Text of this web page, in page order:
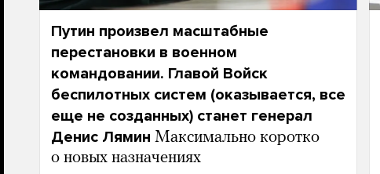
Путин произвел масштабные
перестановки в военном
командовании. Главой Войск
беспилотных систем (оказывается, все
еще не созданных) станет генерал
Денис Лямин Максимально коротко
о новых назначениях